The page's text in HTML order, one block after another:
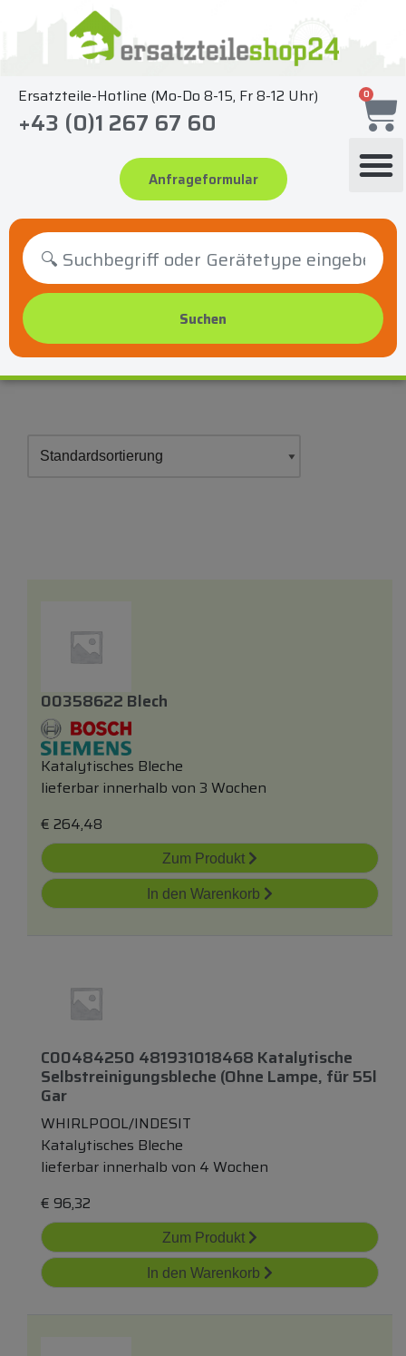
springen
Ersatzteile-Hotline (Mo-Do 8-15, Fr 8-12 Uhr)
+43 (0)1 267 67 60
Anfrageformular
0
00358622 Blech
Katalytisches Bleche
lieferbar innerhalb von 3 Wochen
€ 264,48
Zum Produkt
In den Warenkorb
C00484250 481931018468 Katalytische
Selbstreinigungsbleche (ohne Lampe, für55l
Gar
WHIRLPOOL/INDESIT
Katalytisches Bleche
lieferbar innerhalb von 4 Wochen
€ 96,32
Zum Produkt
In den Warenkorb